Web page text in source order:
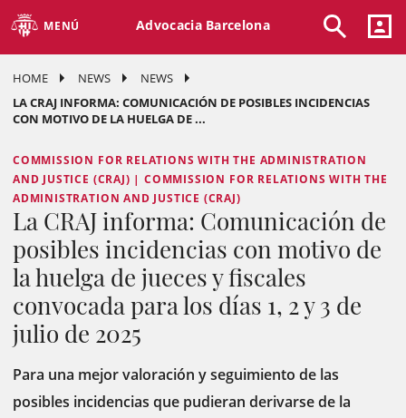
MENÚ Advocacia Barcelona
HOME NEWS
NEWS
LA CRAJ INFORMA: COMUNICACIÓN DE POSIBLES INCIDENCIAS
CON MOTIVO DE LA HUELGA DE ...
COMMISSION FOR RELATIONS WITH THE ADMINISTRATION
AND JUSTICE (CRAJ) | COMMISSION FOR RELATIONS WITH THE
ADMINISTRATION AND JUSTICE (CRAJ)
La CRAJ informa: Comunicación de
posibles incidencias con motivo de
la huelga de jueces y fiscales
convocada para los días 1, 2 y 3 de
julio de 2025
Para una mejor valoración y seguimiento de las
posibles incidencias que pudieran derivarse de la